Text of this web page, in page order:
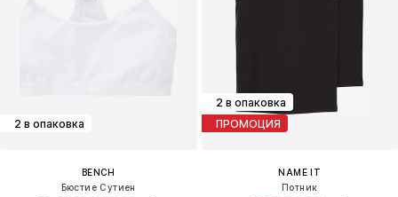
2 в опаковка
BENCH
Бюстие Сутиен
2 в опаковка
ПРОМОЦИЯ
NAME IT
Потник